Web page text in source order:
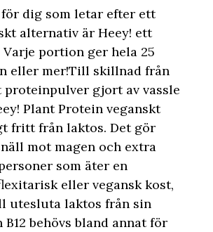
dig som letar efter ett
alternativ är Heey! ett
portion ger hela 25
eller mer!Till skillnad från
gjort av vassle
Plant Protein veganskt
fritt från laktos. Det gör
mot magen och extra
som äter en
eller vegansk kost,
utesluta laktos från sin
behövs bland annat för